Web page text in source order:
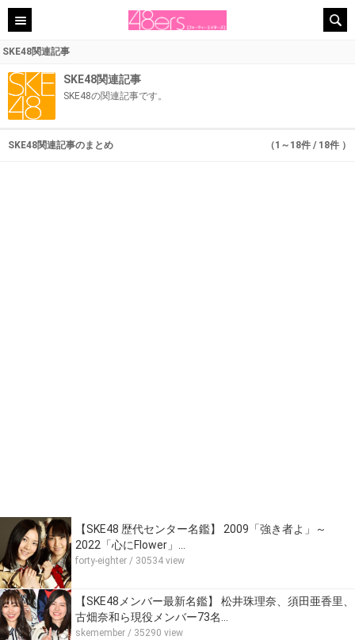
SKE48関連記事
SKE48関連記事
SKE48の関連記事です。
SKE48関連記事のまとめ （1～18件 / 18件 ）
【SKE48 歴代センター名鑑】 2009「強き者よ」～
2022「心にFlower」…
forty-eighter / 30534 view
【SKE48メンバー最新名鑑】 松井珠理奈、須田亜香里、
古畑奈和ら現役メンバー73名…
skemember / 35290 view